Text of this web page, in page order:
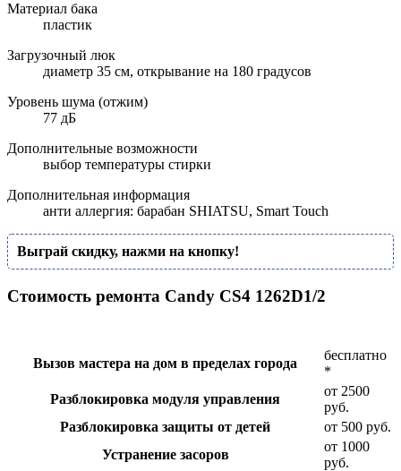
Материал бака
пластик
Загрузочный люк
диаметр 35 см, открывание на 180 градусов
Уровень шума (отжим)
77 дБ
Дополнительные возможности
выбор температуры стирки
Дополнительная информация
анти аллергия: барабан SHIATSU, Smart Touch
Выграй скидку, нажми на кнопку!
Стоимость ремонта Candy CS4 1262D1/2
Вызов мастера на дом в пределах города
бесплатно
*
Разблокировка модуля управления
от 2500
руб.
Разблокировка защиты от детей
от 500 руб.
Устранение засоров
от 1000
руб.